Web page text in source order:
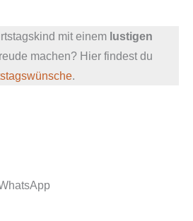
mit einem lustigen
machen? Hier findest du
.